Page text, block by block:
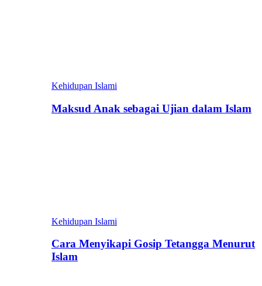
Kehidupan Islami
Maksud Anak sebagai Ujian dalam Islam
Kehidupan Islami
Cara Menyikapi Gosip Tetangga Menurut
Islam